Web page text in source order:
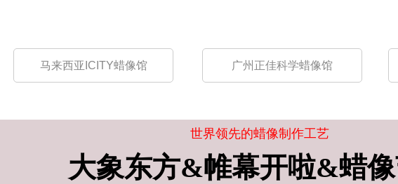
马来西亚ICITY蜡像馆 广州正佳科学蜡像馆
大象东方&帷幕开啦&蜡
世界领先的蜡像制作工艺